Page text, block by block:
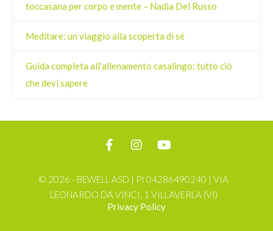
toccasana per corpo e mente – Nadia Del Russo
Meditare: un viaggio alla scoperta di sé
Guida completa all’allenamento casalingo: tutto ciò
che devi sapere
© 2026 - BEWELL ASD | PI 04286490240 | VIA
LEONARDO DA VINCI, 1 VILLAVERLA (VI)
Privacy Policy